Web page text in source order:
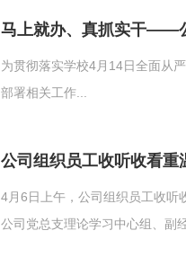
马上就办、真抓实干——
为贯彻落实学校4月14日全面从
部署相关工作...
4月6日上午，公司组织员工收听
公司党总支理论学习中心组、副